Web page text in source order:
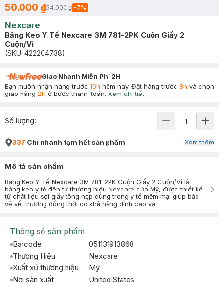
50.000 ₫54.000 ₫ -7%
Nexcare
Băng Keo Y Tế Nexcare 3M 781-2PK Cuộn Giấy 2
Cuộn/Vỉ
(SKU: 422204738)
Giao Nhanh Miễn Phí 2H
Bạn muốn nhận hàng trước 10h hôm nay. Đặt hàng trước 8h và chọn
giao hàng 2H ở bước thanh toán. Xem chi tiết
Số lượng:
337 Chi nhánh tạm hết sản phẩm Xem thêm
Mô tả sản phẩm
Băng Keo Y Tế Nexcare 3M 781-2PK Cuộn Giấy 2 Cuộn/Vỉ là
băng keo y tế đến từ thương hiệu Nexcare của Mỹ, được thiết kế
từ chất liệu sợi giấy tổng hợp dùng trong y tế mềm mại giúp bảo
vệ vết thương đồng thời có khả năng dính cao và
Thông số sản phẩm
Barcode
051131913868
Thương Hiệu
Nexcare
Xuất xứ thương hiệu
Mỹ
Nơi sản xuất
United States